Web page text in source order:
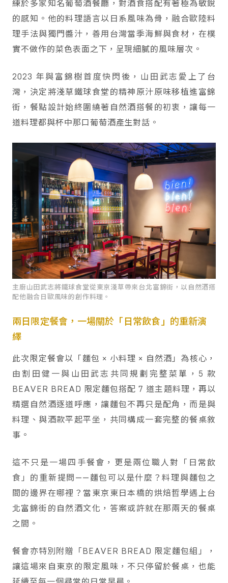
練於多家知名葡萄酒餐廳，對酒食搭配有著極為敏銳
的感知。他的料理語言以日系風味為骨，融合歐陸料
理手法與獨門醬汁，善用台灣當季海鮮與食材，在樸
實不做作的菜色表面之下，呈現細膩的風味層次。
2023 年與富錦樹首度快閃後，山田武志愛上了台
灣，決定將淺草鐵球食堂的精神原汁原味移植進富錦
街，餐點設計始終圍繞著自然酒搭餐的初衷，讓每一
道料理都與杯中那口葡萄酒產生對話。
主廚山田武志將鐵球食堂從東京淺草帶來台北富錦街，以自然酒搭
配他融合日歐風味的創作料理。
兩日限定餐會，一場關於「日常飲食」的重新演
繹
此次限定餐會以「麵包 × 小料理 × 自然酒」為核心，
由割田健一與山田武志共同規劃完整菜單，5 款
BEAVER BREAD 限定麵包搭配 7 道主題料理，再以
精選自然酒逐道呼應，讓麵包不再只是配角，而是與
料理、與酒款平起平坐，共同構成一套完整的餐桌敘
事。
這不只是一場四手餐會，更是兩位職人對「日常飲
食」的重新提問——麵包可以是什麼？料理與麵包之
間的邊界在哪裡？當東京東日本橋的烘焙哲學遇上台
北富錦街的自然酒文化，答案或許就在那兩天的餐桌
之間。
餐會亦特別附贈「BEAVER BREAD 限定麵包組」，
讓這場來自東京的限定風味，不只停留於餐桌，也能